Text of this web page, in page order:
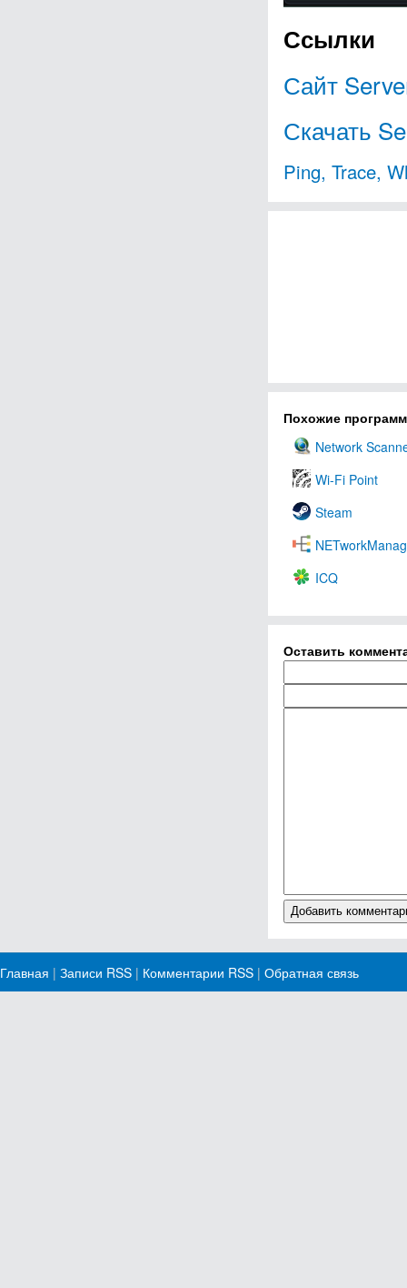
Ссылки
Сайт
Скачать
Ping, Trace,
Похожие
Network
Wi-Fi Point
Steam
ICQ
Оставить
Главная | Записи RSS | Комментарии RSS | Обратная связь